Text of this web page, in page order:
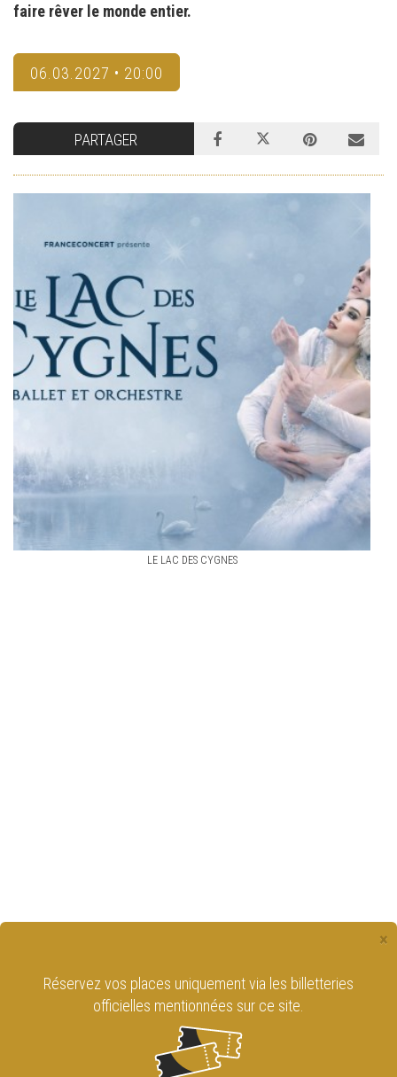
faire rêver le monde entier.
06.03.2027 • 20:00
PARTAGER
LE LAC DES CYGNES
×
Réservez vos places uniquement via les billetteries
officielles mentionnées sur ce site.